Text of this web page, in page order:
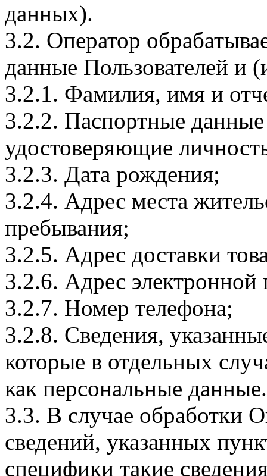
данных).
3.2. Оператор
данные Пользователей и
3.2.1. Фамилия, имя и
3.2.2. Паспортные
удостоверяющие
3.2.3. Дата рождения;
3.2.4. Адрес места
пребывания;
3.2.5. Адрес доставки
3.2.6. Адрес электронной
3.2.7. Номер телефона;
3.2.8. Сведения,
которые в отдельных
как персональные данные.
3.3. В случае обработки
сведений, указанных
специфики такие